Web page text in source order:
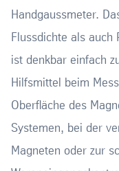
Handgaussmeter.
Flussdichte als auch
ist denkbar einfach
Hilfsmittel beim
Oberfläche des
Systemen, bei der
Magneten oder zur